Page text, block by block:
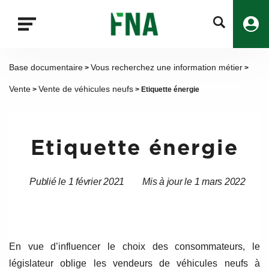
recherche
Base documentaire > Vous recherchez une information métier >
Vente > Vente de véhicules neufs > Etiquette énergie
Etiquette énergie
Date
Publié le 1 février 2021
Date
Mis à jour le 1 mars 2022
En vue d’influencer le choix des consommateurs, le
législateur oblige les vendeurs de véhicules neufs à